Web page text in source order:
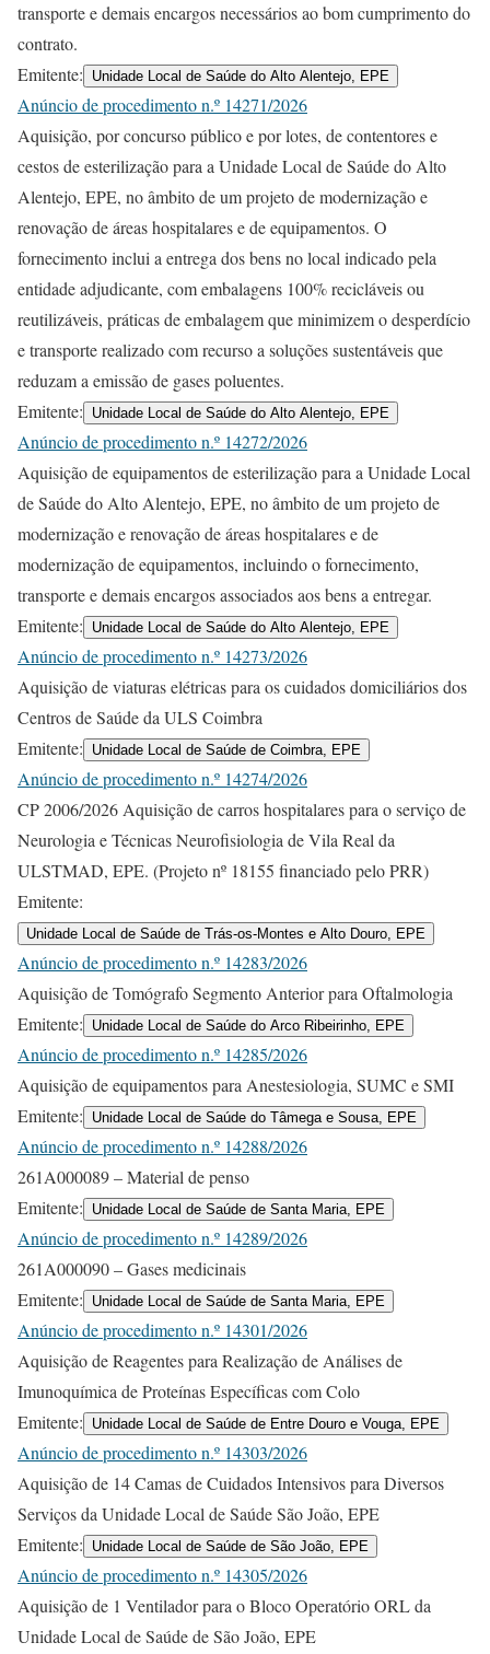
transporte e demais encargos necessários ao bom cumprimento do
contrato.
Emitente:
Unidade Local de Saúde do Alto Alentejo, EPE
Anúncio de procedimento n.º 14271/2026
Aquisição, por concurso público e por lotes, de contentores e
cestos de esterilização para a Unidade Local de Saúde do Alto
Alentejo, EPE, no âmbito de um projeto de modernização e
renovação de áreas hospitalares e de equipamentos. O
fornecimento inclui a entrega dos bens no local indicado pela
entidade adjudicante, com embalagens 100% recicláveis ou
reutilizáveis, práticas de embalagem que minimizem o desperdício
e transporte realizado com recurso a soluções sustentáveis que
reduzam a emissão de gases poluentes.
Emitente:
Unidade Local de Saúde do Alto Alentejo, EPE
Anúncio de procedimento n.º 14272/2026
Aquisição de equipamentos de esterilização para a Unidade Local
de Saúde do Alto Alentejo, EPE, no âmbito de um projeto de
modernização e renovação de áreas hospitalares e de
modernização de equipamentos, incluindo o fornecimento,
transporte e demais encargos associados aos bens a entregar.
Emitente:
Unidade Local de Saúde do Alto Alentejo, EPE
Anúncio de procedimento n.º 14273/2026
Aquisição de viaturas elétricas para os cuidados domiciliários dos
Centros de Saúde da ULS Coimbra
Emitente:
Unidade Local de Saúde de Coimbra, EPE
Anúncio de procedimento n.º 14274/2026
CP 2006/2026 Aquisição de carros hospitalares para o serviço de
Neurologia e Técnicas Neurofisiologia de Vila Real da
ULSTMAD, EPE. (Projeto nº 18155 financiado pelo PRR)
Emitente:
Unidade Local de Saúde de Trás-os-Montes e Alto Douro, EPE
Anúncio de procedimento n.º 14283/2026
Aquisição de Tomógrafo Segmento Anterior para Oftalmologia
Emitente:
Unidade Local de Saúde do Arco Ribeirinho, EPE
Anúncio de procedimento n.º 14285/2026
Aquisição de equipamentos para Anestesiologia, SUMC e SMI
Emitente:
Unidade Local de Saúde do Tâmega e Sousa, EPE
Anúncio de procedimento n.º 14288/2026
261A000089 – Material de penso
Emitente:
Unidade Local de Saúde de Santa Maria, EPE
Anúncio de procedimento n.º 14289/2026
261A000090 – Gases medicinais
Emitente:
Unidade Local de Saúde de Santa Maria, EPE
Anúncio de procedimento n.º 14301/2026
Aquisição de Reagentes para Realização de Análises de
Imunoquímica de Proteínas Específicas com Colo
Emitente:
Unidade Local de Saúde de Entre Douro e Vouga, EPE
Anúncio de procedimento n.º 14303/2026
Aquisição de 14 Camas de Cuidados Intensivos para Diversos
Serviços da Unidade Local de Saúde São João, EPE
Emitente:
Unidade Local de Saúde de São João, EPE
Anúncio de procedimento n.º 14305/2026
Aquisição de 1 Ventilador para o Bloco Operatório ORL da
Unidade Local de Saúde de São João, EPE